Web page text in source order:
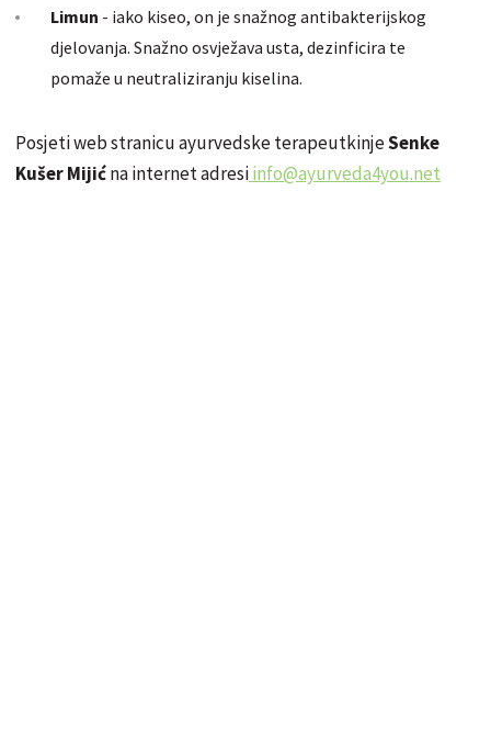
Limun - iako kiseo, on je snažnog antibakterijskog
djelovanja. Snažno osvježava usta, dezinficira te
pomaže u neutraliziranju kiselina.
Posjeti web stranicu ayurvedske terapeutkinjeSenke
Kušer Mijićna internet adresiinfo@ayurveda4you.net